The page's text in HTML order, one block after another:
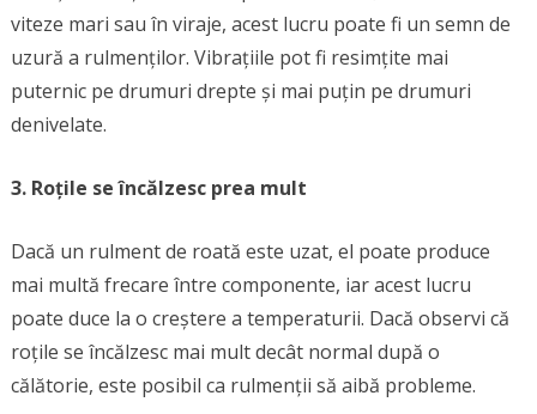
viteze mari sau în viraje, acest lucru poate fi un semn de
uzură a rulmenților. Vibrațiile pot fi resimțite mai
puternic pe drumuri drepte și mai puțin pe drumuri
denivelate.
3. Roțile se încălzesc prea mult
Dacă un rulment de roată este uzat, el poate produce
mai multă frecare între componente, iar acest lucru
poate duce la o creștere a temperaturii. Dacă observi că
roțile se încălzesc mai mult decât normal după o
călătorie, este posibil ca rulmenții să aibă probleme.